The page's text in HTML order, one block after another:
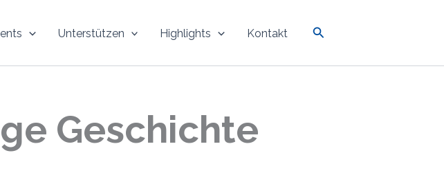
Unterstützen Highlights Kontakt Suchen
Geschichte